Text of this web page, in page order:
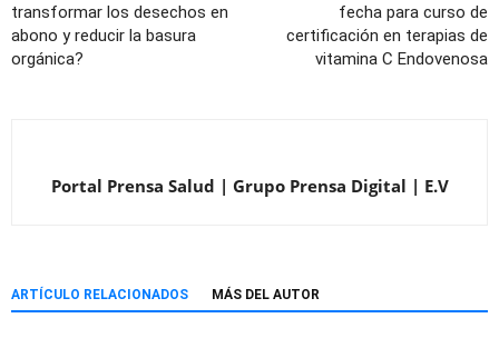
transformar los desechos en
abono y reducir la basura
orgánica?
fecha para curso de
certificación en terapias de
vitamina C Endovenosa
Portal Prensa Salud | Grupo Prensa Digital | E.V
ARTÍCULO RELACIONADOS MÁS DEL AUTOR